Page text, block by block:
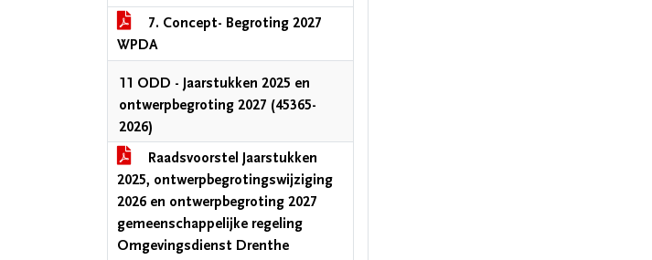
7. Concept- Begroting 2027
WPDA
11 ODD - Jaarstukken 2025 en
ontwerpbegroting 2027 (45365-
2026)
Raadsvoorstel Jaarstukken
2025, ontwerpbegrotingswijziging
2026 en ontwerpbegroting 2027
gemeenschappelijke regeling
Omgevingsdienst Drenthe